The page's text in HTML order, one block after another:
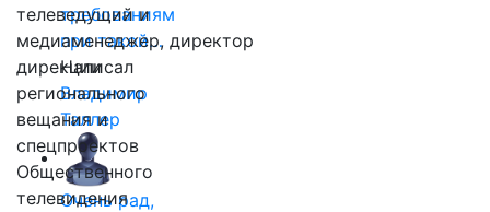
требованиям
при такой…
Написал
Владимир
Таллер
Очень рад,
телеведущий и
медиаменеджер, директор
дирекции
регионального
вещания и
спецпроектов
Общественного
телевидения